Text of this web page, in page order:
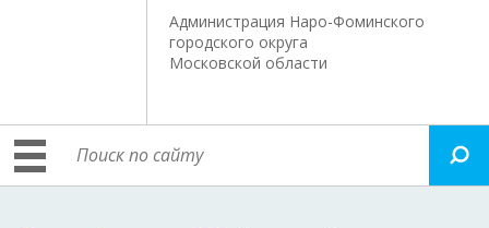
Администрация Наро-Фоминского
городского округа
Московской области